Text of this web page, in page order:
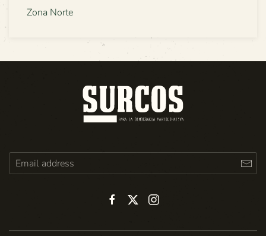
Zona Norte